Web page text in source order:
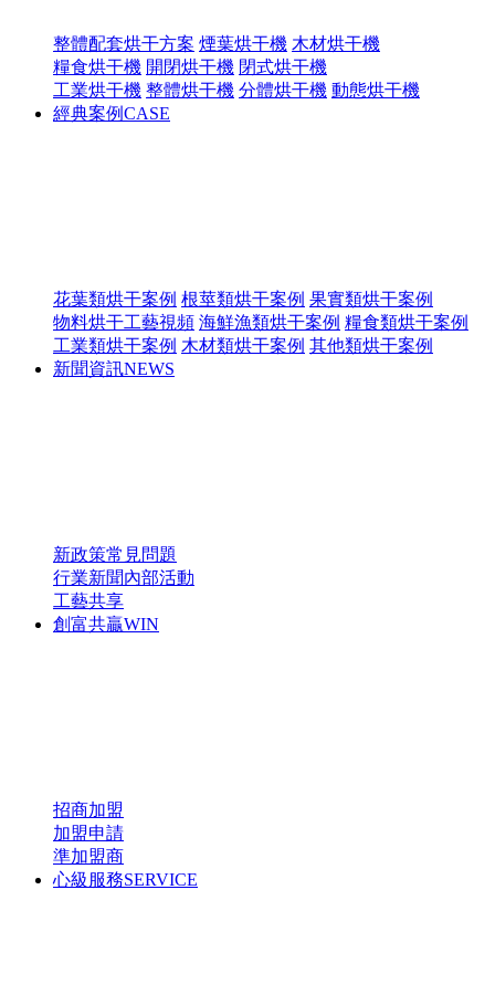
整體配套烘干方案 煙葉烘干機 木材烘干機
糧食烘干機 開閉烘干機 閉式烘干機
工業烘干機 整體烘干機 分體烘干機 動態烘干機
經典案例CASE
花葉類烘干案例 根莖類烘干案例 果實類烘干案例
物料烘干工藝視頻 海鮮漁類烘干案例 糧食類烘干案例
工業類烘干案例 木材類烘干案例 其他類烘干案例
新聞資訊NEWS
新政策常見問題
行業新聞內部活動
工藝共享
創富共贏WIN
招商加盟
加盟申請
準加盟商
心級服務SERVICE